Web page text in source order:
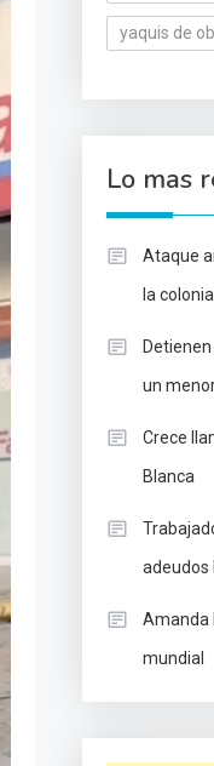
yaquis de
Lo mas
Ataque
la
un
Crece
Blanca
adeudos
Amanda
mundial